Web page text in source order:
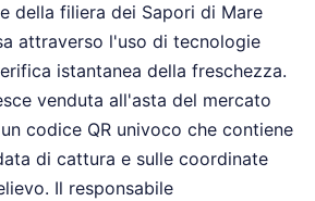
della filiera dei Sapori di Mare
attraverso l'uso di tecnologie
istantanea della freschezza.
venduta all'asta del mercato
codice QR univoco che contiene
di cattura e sulle coordinate
Il responsabile